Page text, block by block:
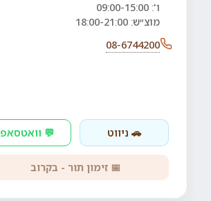
ו': 09:00-15:00
מוצ״ש: 18:00-21:00
08-6744200
🚗 ניווט 💬 וואטסאפ
📅 זימון תור - בקרוב